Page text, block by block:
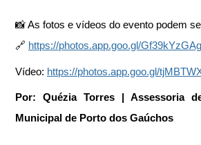
📸 As fotos e vídeos do evento podem
🔗 https://photos.app.goo.gl/
Vídeo: https://photos.app.goo.gl/
Por: Quézia Torres | Assessoria
Municipal de Porto dos Gaúchos